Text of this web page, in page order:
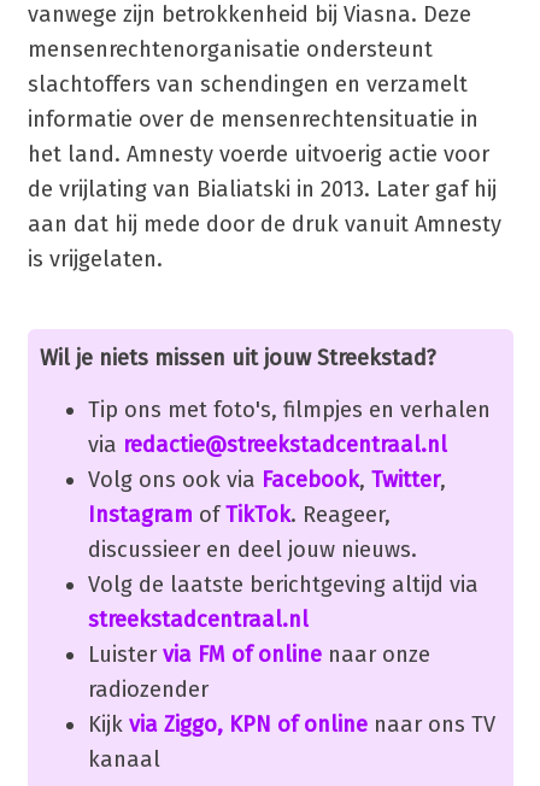
vanwege zijn betrokkenheid bij Viasna. Deze
mensenrechtenorganisatie ondersteunt
slachtoffers van schendingen en verzamelt
informatie over de mensenrechtensituatie in
het land. Amnesty voerde uitvoerig actie voor
de vrijlating van Bialiatski in 2013. Later gaf hij
aan dat hij mede door de druk vanuit Amnesty
is vrijgelaten.
Wil je niets missen uit jouw Streekstad?
Tip ons met foto's, filmpjes en verhalen
via redactie@streekstadcentraal.nl
Volg ons ook via Facebook, Twitter,
Instagram ofTikTok. Reageer,
discussieer en deel jouw nieuws.
Volg de laatste berichtgeving altijd via
streekstadcentraal.nl
Luister via FM of onlinenaar onze
radiozender
Kijk via Ziggo, KPN of onlinenaar ons TV
kanaal